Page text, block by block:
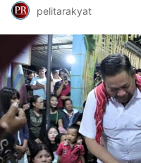
pelitarakyat